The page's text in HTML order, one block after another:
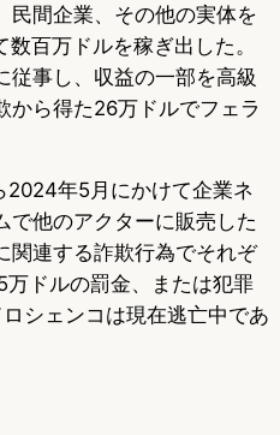
民間企業、その他の実体を
百万ドルを稼ぎ出した。
従事し、収益の一部を高級
から得た26万ドルでフェラ
2024年5月にかけて企業ネ
で他のアクターに販売した
関連する詐欺行為でそれぞ
ドルの罰金、または犯罪
シェンコは現在逃亡中であ